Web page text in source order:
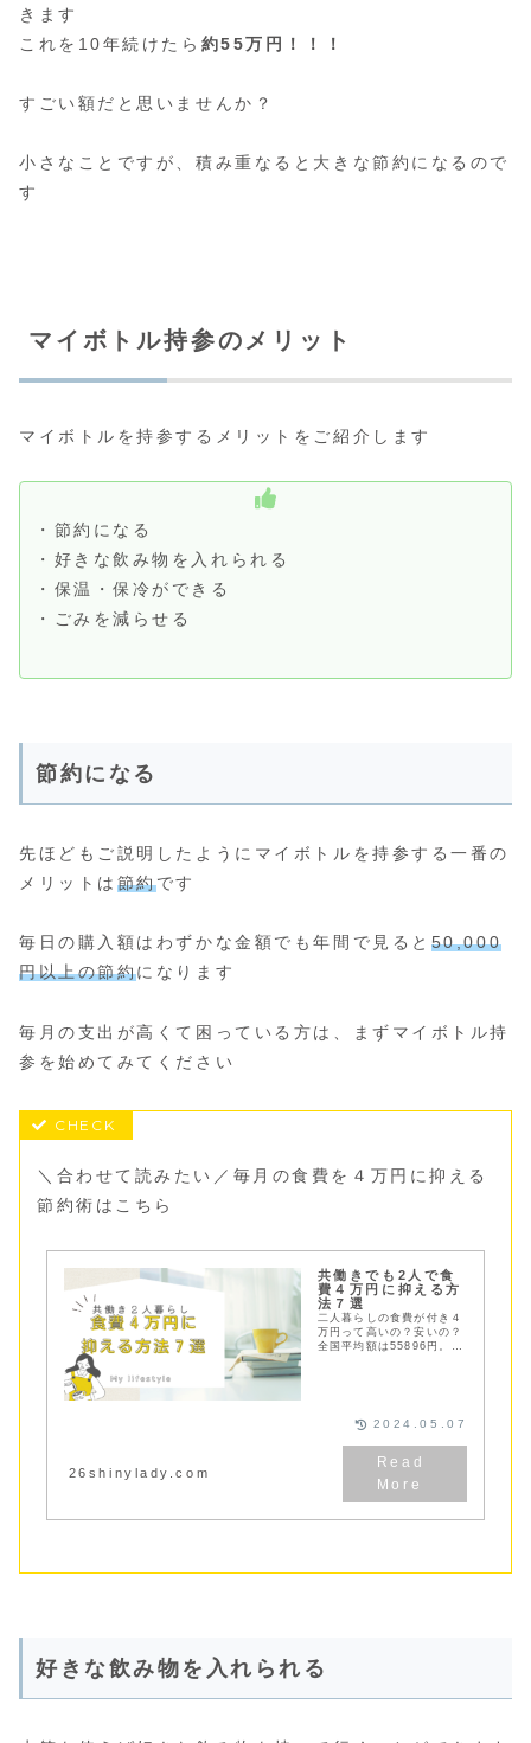
きます
これを10年続けたら 約55万円！！！
すごい額だと思いませんか？
小さなことですが、積み重なると大きな節約になるので
す
マイボトル持参のメリット
マイボトルを持参するメリットをご紹介します
・節約になる
・好きな飲み物を入れられる
・保温・保冷ができる
・ごみを減らせる
節約になる
先ほどもご説明したようにマイボトルを持参する一番の
メリットは 節約です
毎日の購入額はわずかな金額でも年間で見ると 50,000
円以上の節約になります
毎月の支出が高くて困っている方は、まずマイボトル持
参を始めてみてください
＼合わせて読みたい／毎月の食費を４万円に抑える
節約術はこちら
共働きでも2人で食
費４万円に抑える方
法７選
二人暮らしの食費が付き４
万円って高いの？安いの？
全国平均額は55896円。平
26shinylady.com
2024.05.07
好きな飲み物を入れられる